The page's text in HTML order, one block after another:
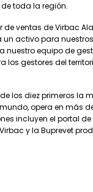
toda la región.
de ventas de Virbac
un activo para
nuestro equipo de
los gestores del
los diez primeros la
opera en más
incluyen el portal
y la Buprevet